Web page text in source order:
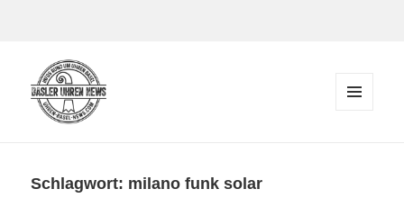
Schlagwort: milano funk solar